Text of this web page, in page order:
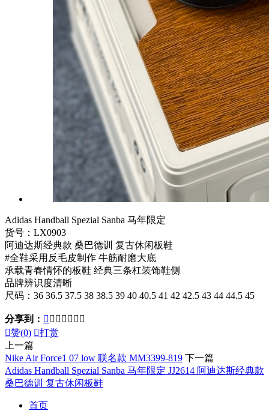
Adidas Handball Spezial Sanba 马年限定
货号：LX0903
阿迪达斯经典款 桑巴德训 复古休闲板鞋
#全鞋采用反毛皮制作 牛筋耐磨大底
承载青春情怀的板鞋 经典三条杠装饰鞋侧
品牌辨识度清晰
尺码：36 36.5 37.5 38 38.5 39 40 40.5 41 42 42.5 43 44 44.5 45
分享到：       
赞(0) 打赏
上一篇
Nike Air Force1 07 low 联名款 MM3399-819 下一篇
Adidas Handball Spezial Sanba 马年限定 JJ2614 阿迪达斯经典款
桑巴德训 复古休闲板鞋
首页